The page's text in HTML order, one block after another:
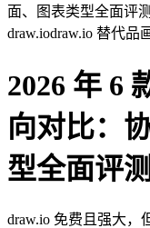
面、图表类型全面评测
draw.iodraw.io 替代品
2026 年 6
向对比：
型全面评测
draw.io 免费且强大，